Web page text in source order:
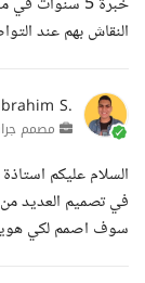
النقاش بهم عند
S.
مصمم
السلام عليكم
في تصميم العديد
سوف اصمم لكي